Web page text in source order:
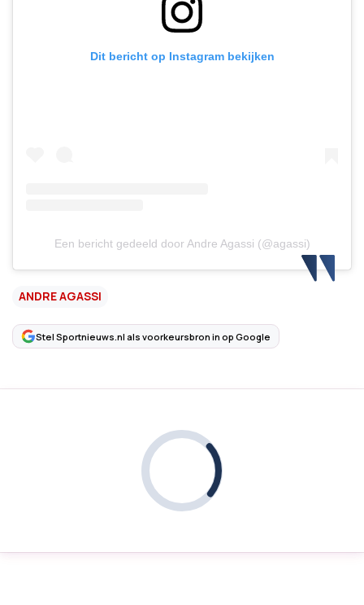
Dit bericht op Instagram bekijken
Een bericht gedeeld door Andre Agassi (@agassi)
ANDRE AGASSI
Stel Sportnieuws.nl als voorkeursbron in op Google